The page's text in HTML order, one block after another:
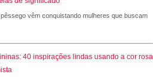
vêm conquistando mulheres que buscam
40 inspirações lindas usando a cor rosa